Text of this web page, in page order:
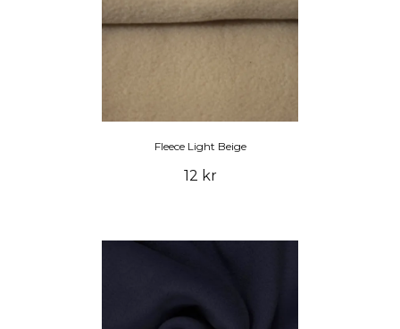
Fleece Light Beige
12 kr